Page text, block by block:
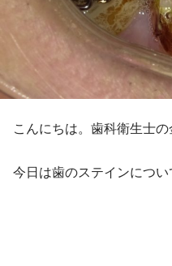
こんにちは。歯科衛生士の
今日は歯のステインについ